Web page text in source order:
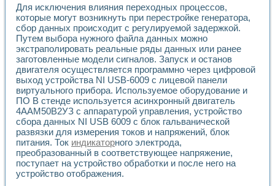
Учебный практикум "Спектральный и корреляционный
Учебный стенд для исследования принципа действия
Оборудование и программное обеспечение учебных
Виртуальный лабораторный практикум для изучения
Управление роботом ТУР-10 средствами LabVIEW
Аппаратно-программный комплекс для исследования
Автоматизированный дистанционный лабораторный
Исследование возможности реставрации одномерных
Использование технологий NATIONAL INSTRUMENTS в
Разработка модификаций алгоритма полигармонической
Учебный стенд для исследования принципа действия
Виртуальная система поддержки принимаемых решений в
Преемственность дисциплин «Моделирование систем» и
Универсальный стенд для исследования электрических
Лабораторные практикумы по информационно-
Виртуальный измеритель частотных характеристик на
Для исключения влияния переходных процессов,
которые могут возникнуть при перестройке генератора,
сбор данных происходит с регулируемой задержкой.
Путем выбора нужного файла данных можно
экстраполировать реальные ряды данных или ранее
заготовленные модели сигналов. Запуск и останов
двигателя осуществляется программно через цифровой
выход устройства NI USB-6009 с лицевой панели
виртуального прибора. Используемое оборудование и
ПО В стенде используется асинхронный двигатель
4ААМ50В2УЗ с аппаратурой управления, устройство
сбора данных NI USB 6009 с блок гальванической
развязки для измерения токов и напряжений, блок
питания. Ток индикаторного электрода,
преобразованный в соответствующее напряжение,
поступает на устройство обработки и после него на
устройство отображения.